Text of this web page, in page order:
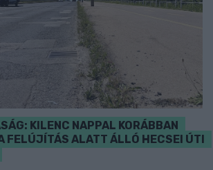
KILENC NAPPAL KORÁBBAN
FELÚJÍTÁS ALATT ÁLLÓ HECSEI ÚTI